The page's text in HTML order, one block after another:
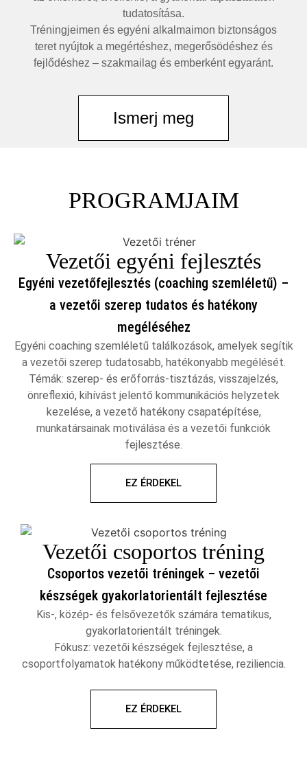
tudatosítása.
Tréningjeimen és egyéni alkalmaimon biztonságos
teret nyújtok a megértéshez, megerősödéshez és
fejlődéshez – szakmailag és emberként egyaránt.
Ismerj meg
PROGRAMJAIM
Vezetői egyéni fejlesztés
Egyéni vezetőfejlesztés (coaching szemléletű) –
a vezetői szerep tudatos és hatékony
megéléséhez
Egyéni coaching szemléletű találkozások, amelyek segítik
a vezetői szerep tudatosabb, hatékonyabb megélését.
Témák: szerep- és erőforrás-tisztázás, visszajelzés,
önreflexió, kihívást jelentő kommunikációs helyzetek
kezelése, a vezető hatékony csapatépítése,
munkatársainak motiválása és a vezetői funkciók
fejlesztése.
EZ ÉRDEKEL
Vezetői csoportos tréning
Csoportos vezetői tréningek – vezetői
készségek gyakorlatorientált fejlesztése
Kis-, közép- és felsővezetők számára tematikus,
gyakorlatorientált tréningek.
Fókusz: vezetői készségek fejlesztése, a
csoportfolyamatok hatékony működtetése, reziliencia.
EZ ÉRDEKEL